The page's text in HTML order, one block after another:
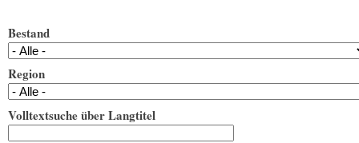
Bestand
Region
Volltextsuche über Langtitel